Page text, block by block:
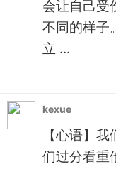
会让自己受
不同的样子
立 ...
kexue
【心语】
们过分看重